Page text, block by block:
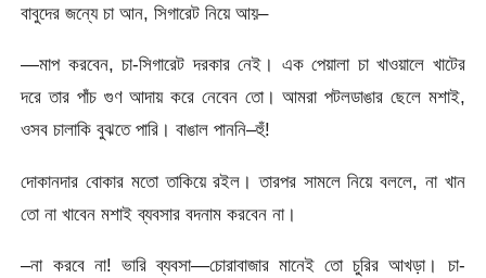
বাবুদের জন্যে চা আন, সিগারেট নিয়ে আয়–
—মাপ করবেন, চা-সিগারেট দরকার নেই। এক পেয়ালা চা খাওয়ালে খাটের
দরে তার পাঁচ গুণ আদায় করে নেবেন তো। আমরা পটলডাঙার ছেলে মশাই,
ওসব চালাকি বুঝতে পারি। বাঙাল পাননি–হুঁ!
দোকানদার বোকার মতো তাকিয়ে রইল। তারপর সামলে নিয়ে বললে, না খান
তো না খাবেন মশাই ব্যবসার বদনাম করবেন না।
–না করবে না! ভারি ব্যবসা—চোরাবাজার মানেই তো চুরির আখড়া। চা-